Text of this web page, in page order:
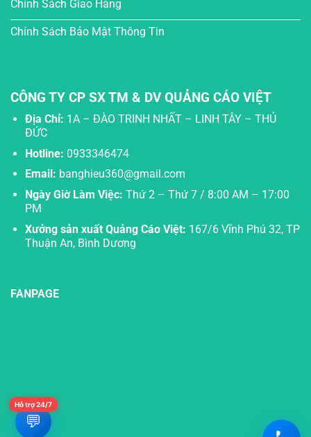
Chính Sách Giao Hàng
Chính Sách Bảo Mật Thông Tin
CÔNG TY CP SX TM & DV QUẢNG CÁO VIỆT
Địa Chỉ: 1A – ĐÀO TRINH NHẤT – LINH TÂY – THỦ
ĐỨC
Hotline: 0933346474
Email: banghieu360@gmail.com
Ngày Giờ Làm Việc: Thứ 2 – Thứ 7 / 8:00 AM – 17:00
PM
Xưởng sản xuất Quảng Cáo Việt: 167/6 Vĩnh Phú 32, TP
Thuận An, Bình Dương
FANPAGE
💬
Hỗ trợ 24/7